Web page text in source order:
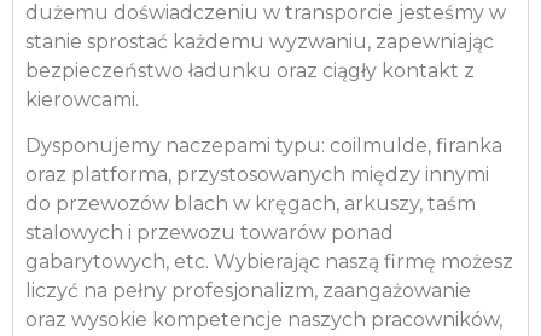
dużemu doświadczeniu w transporcie jesteśmy w
stanie sprostać każdemu wyzwaniu, zapewniając
bezpieczeństwo ładunku oraz ciągły kontakt z
kierowcami.
Dysponujemy naczepami typu: coilmulde, firanka
oraz platforma, przystosowanych między innymi
do przewozów blach w kręgach, arkuszy, taśm
stalowych i przewozu towarów ponad
gabarytowych, etc. Wybierając naszą firmę możesz
liczyć na pełny profesjonalizm, zaangażowanie
oraz wysokie kompetencje naszych pracowników,